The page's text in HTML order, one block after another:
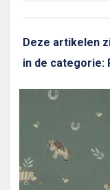
Deze artikelen
in de categorie: